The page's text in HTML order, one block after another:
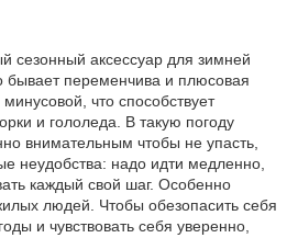
сезонный аксессуар для зимней
бывает переменчива и плюсовая
что способствует
и гололеда. В такую погоду
внимательным чтобы не упасть,
неудобства: надо идти медленно,
каждый свой шаг. Особенно
людей. Чтобы обезопасить себя
и чувствовать себя уверенно,